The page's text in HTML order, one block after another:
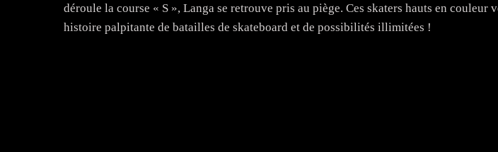
déroule la course « S », Langa se retrouve pris au piège. Ces skaters hauts en couleur
histoire palpitante de batailles de skateboard et de possibilités illimitées !